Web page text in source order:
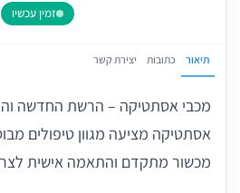
זמין עכשיו
תיאור כתובות יצירת קשר
מכבי אסתטיקה – הרשת החדשה
אסתטיקה מציעה מגוון טיפולים
מכשור מתקדם והתאמה אישית